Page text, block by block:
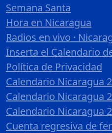
Semana Santa
Hora en Nicaragua
Radios en vivo ·
Inserta el Calendario
Política de Privacidad
Calendario Nicaragua
Calendario Nicaragua
Calendario Nicaragua
Cuenta regresiva de